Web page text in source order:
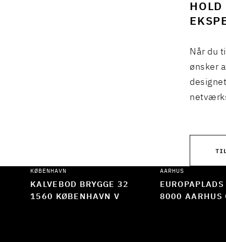
Når du
ønsker
KØBENHAVN
KALVEBOD BRYGGE 32
1560 KØBENHAVN V
AARHUS
8000 AARHUS